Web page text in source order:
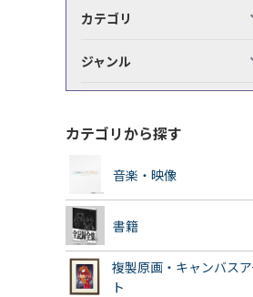
カテゴリ
ジャンル
カテゴリから探す
音楽・映像
書籍
複製原画・キャンバス
ト